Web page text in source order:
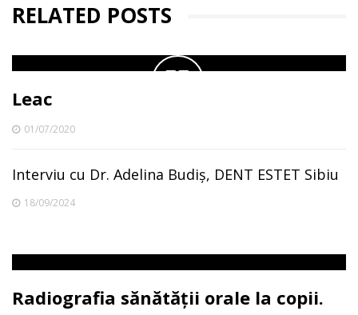
RELATED POSTS
Leac
01/07/2020
Interviu cu Dr. Adelina Budiș, DENT ESTET Sibiu
18/09/2024
Radiografia sănătății orale la copii.